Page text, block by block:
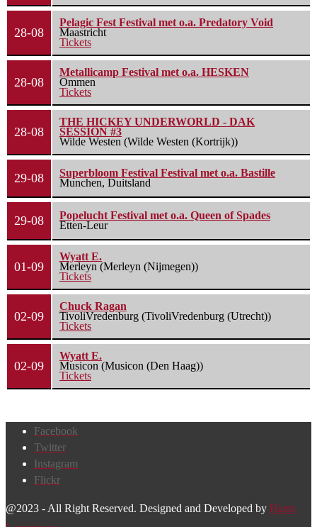
28-08
Pelagic Fest Festival met o.a. Predatory Void
Maastricht
Tickets
28-08
Metallicamp Festival met o.a. HESKEN
Ommen
Tickets
28-08
THE HICKEY UNDERWORLD - DAK
SESSION #3
Wilde Westen (Wilde Westen (Kortrijk))
29-08
Superbloom Festival Festival met o.a. Bastille
Munchen, Duitsland
29-08
Popelucht Festival met o.a. Queen of Spades
Etten-Leur
01-09
Wyatt E.
Merleyn (Merleyn (Nijmegen))
Tickets
02-09
Chuck Ragan
TivoliVredenburg (TivoliVredenburg (Utrecht))
Tickets
02-09
Wyatt E.
Musicon (Musicon (Den Haag))
Tickets
Facebook
Twitter
Instagram
Flickr
@2023 - All Right Reserved. Designed and Developed by Harm